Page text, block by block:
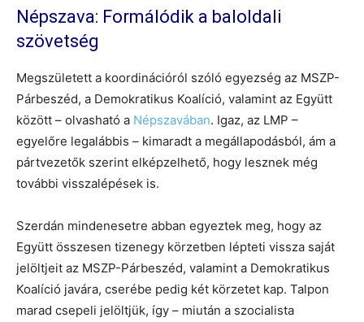
Népszava: Formálódik a baloldali
szövetség
Megszületett a koordinációról szóló egyezség az MSZP-
Párbeszéd, a Demokratikus Koalíció, valamint az Együtt
között – olvasható a Népszavában. Igaz, az LMP –
egyelőre legalábbis – kimaradt a megállapodásból, ám a
pártvezetők szerint elképzelhető, hogy lesznek még
további visszalépések is.
Szerdán mindenesetre abban egyeztek meg, hogy az
Együtt összesen tizenegy körzetben lépteti vissza saját
jelöltjeit az MSZP-Párbeszéd, valamint a Demokratikus
Koalíció javára, cserébe pedig két körzetet kap. Talpon
marad csepeli jelöltjük, így – miután a szocialista